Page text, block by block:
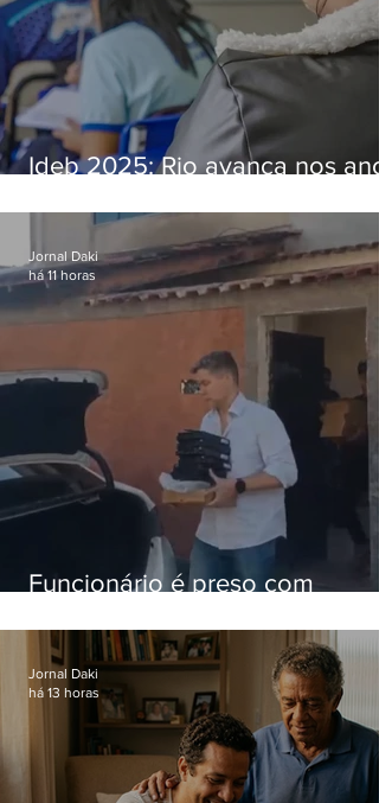
Ideb 2025: Rio avança nos
nacional
Funcionário é preso com
Hospital do Andaraí
Jornal Daki
há 11 horas
Jornal Daki
há 13 horas